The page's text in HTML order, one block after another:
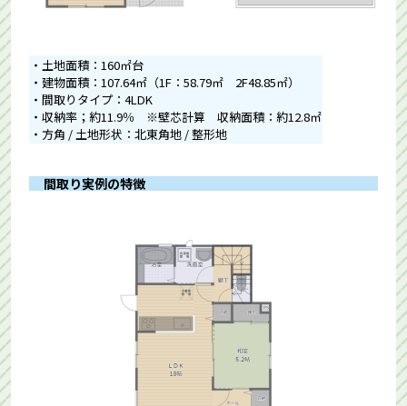
・土地面積：160㎡台
・建物面積：107.64㎡（1F：58.79㎡ 2F48.85㎡）
・間取りタイプ：4LDK
・収納率；約11.9％ ※壁芯計算 収納面積：約12.8㎡
・方角 / 土地形状：北東角地 / 整形地
間取り実例の特徴